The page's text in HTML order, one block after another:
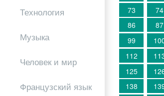
Технология
Музыка
Человек и мир
Французский язык
73
74
86
87
99
112
125
138